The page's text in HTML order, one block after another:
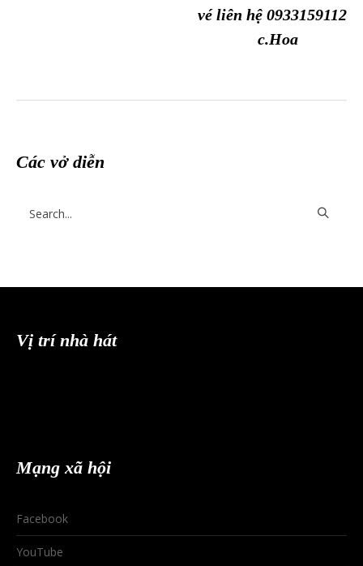
vé liên hệ 0933159112
c.Hoa
Các vở diễn
Vị trí nhà hát
Mạng xã hội
Facebook
YouTube